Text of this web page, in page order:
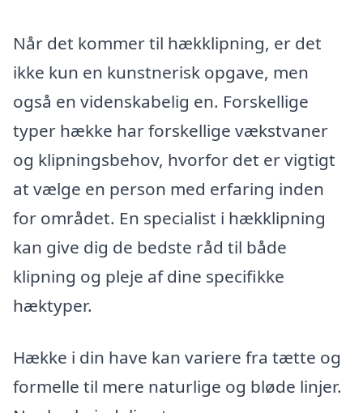
Når det kommer til hækklipning, er det
ikke kun en kunstnerisk opgave, men
også en videnskabelig en. Forskellige
typer hække har forskellige vækstvaner
og klipningsbehov, hvorfor det er vigtigt
at vælge en person med erfaring inden
for området. En specialist i hækklipning
kan give dig de bedste råd til både
klipning og pleje af dine specifikke
hæktyper.
Hække i din have kan variere fra tætte og
formelle til mere naturlige og bløde linjer.